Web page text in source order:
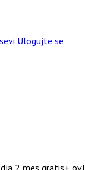
Ulogujte se
2 mes gratis+